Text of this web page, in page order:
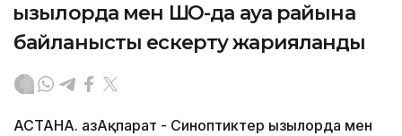
Қызылорда мен ШҚО-да ауа райына
байланысты ескерту жарияланды
АСТАНА. ҚазАқпарат - Синоптиктер Қызылорда мен